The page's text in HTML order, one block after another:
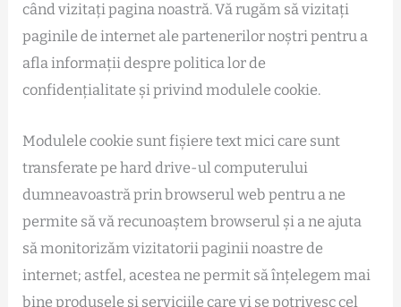
când vizitați pagina noastră. Vă rugăm să vizitați
paginile de internet ale partenerilor noștri pentru a
afla informații despre politica lor de
confidențialitate și privind modulele cookie.
Modulele cookie sunt fișiere text mici care sunt
transferate pe hard drive-ul computerului
dumneavoastră prin browserul web pentru a ne
permite să vă recunoaștem browserul și a ne ajuta
să monitorizăm vizitatorii paginii noastre de
internet; astfel, acestea ne permit să înțelegem mai
bine produsele și serviciile care vi se potrivesc cel